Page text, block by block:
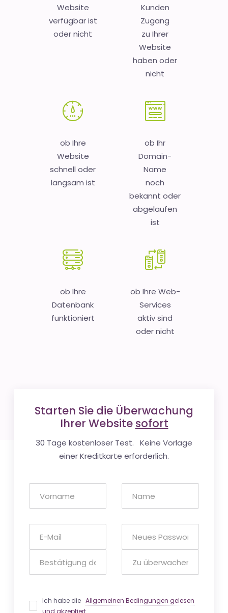
Website
verfügbar ist
oder nicht
Kunden
Zugang
zu Ihrer
Website
haben oder
nicht
ob Ihre
Website
schnell oder
langsam ist
ob Ihr
Domain-
Name
noch
bekannt oder
abgelaufen
ist
ob Ihre
Datenbank
funktioniert
ob Ihre Web-
Services
aktiv sind
oder nicht
Starten Sie die Überwachung
Ihrer Website sofort
30 Tage kostenloser Test. Keine Vorlage
einer Kreditkarte erforderlich.
Ich habe dieAllgemeinen Bedingungen gelesen
und akzeptiert